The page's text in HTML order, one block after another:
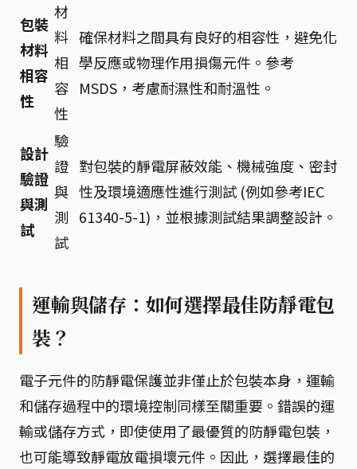
包裝
材料
相容
性
材
料
相
容
性
確保材料之間具有良好的相容性，避免化
學反應或物理作用損傷元件。參考
MSDS，考慮耐濕性和耐溫性。
設計
驗證
與測
試
驗
證
與
測
試
對包裝的靜電屏蔽效能、機械強度、密封
性及環境適應性進行測試 (例如參考IEC
61340-5-1)，並根據測試結果調整設計。
運輸與儲存：如何選擇最佳防靜電包
裝？
電子元件的防靜電保護並非僅止於包裝本身，運輸
和儲存過程中的環境控制同樣至關重要。錯誤的運
輸或儲存方式，即使使用了最優質的防靜電包裝，
也可能導致靜電放電損壞元件。因此，選擇最佳的